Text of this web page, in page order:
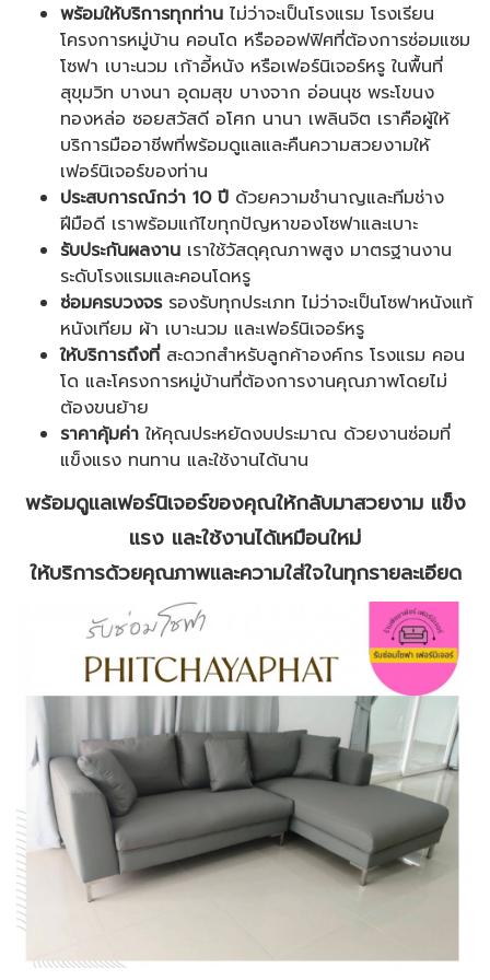
พร้อมให้บริการทุกท่าน ไม่ว่าจะเป็นโรงแรม โรงเรียน
โครงการหมู่บ้าน คอนโด หรือออฟฟิศที่ต้องการซ่อมแซม
โซฟา เบาะนวม เก้าอี้หนัง หรือเฟอร์นิเจอร์หรู ในพื้นที่
สุขุมวิท บางนา อุดมสุข บางจาก อ่อนนุช พระโขนง
ทองหล่อ ซอยสวัสดี อโศก นานา เพลินจิต เราคือผู้ให้
บริการมืออาชีพที่พร้อมดูแลและคืนความสวยงามให้
เฟอร์นิเจอร์ของท่าน
ประสบการณ์กว่า 10 ปี ด้วยความชำนาญและทีมช่าง
ฝีมือดี เราพร้อมแก้ไขทุกปัญหาของโซฟาและเบาะ
รับประกันผลงาน เราใช้วัสดุคุณภาพสูง มาตรฐานงาน
ระดับโรงแรมและคอนโดหรู
ซ่อมครบวงจรรองรับทุกประเภท ไม่ว่าจะเป็นโซฟาหนังแท้
หนังเทียม ผ้า เบาะนวม และเฟอร์นิเจอร์หรู
ให้บริการถึงที่สะดวกสำหรับลูกค้าองค์กร โรงแรม คอน
โด และโครงการหมู่บ้านที่ต้องการงานคุณภาพโดยไม่
ต้องขนย้าย
ราคาคุ้มค่า ให้คุณประหยัดงบประมาณ ด้วยงานซ่อมที่
แข็งแรง ทนทาน และใช้งานได้นาน
พร้อมดูแลเฟอร์นิเจอร์ของคุณให้กลับมาสวยงาม แข็ง
แรง และใช้งานได้เหมือนใหม่
ให้บริการด้วยคุณภาพและความใส่ใจในทุกรายละเอียด